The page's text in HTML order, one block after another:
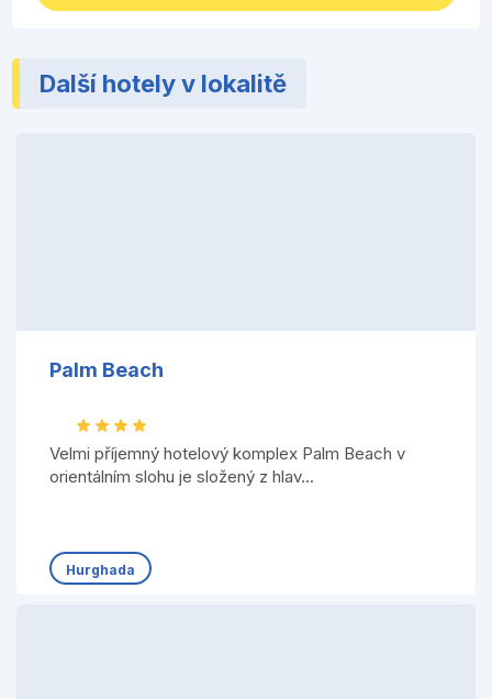
Další hotely v lokalitě
Palm Beach
Velmi příjemný hotelový komplex Palm Beach v
orientálním slohu je složený z hlav...
Hurghada